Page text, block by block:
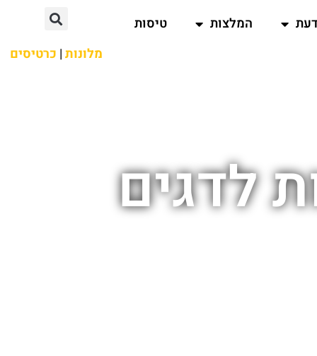
המלצות
טיסות
מלונות| כרטיסים
לדגים